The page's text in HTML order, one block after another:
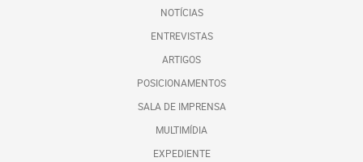
NOTÍCIAS
ENTREVISTAS
ARTIGOS
POSICIONAMENTOS
SALA DE IMPRENSA
MULTIMÍDIA
EXPEDIENTE